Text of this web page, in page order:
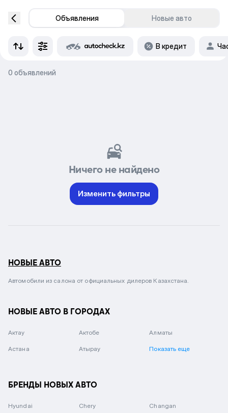
Объявления Новые авто
В кредит
0 объявлений
Ничего не найдено
Изменить фильтры
НОВЫЕ АВТО
Автомобили из салона от официальных дилеров Казахстана.
НОВЫЕ АВТО В ГОРОДАХ
Актау Актобе Алматы
Астана Атырау Показать еще
БРЕНДЫ НОВЫХ АВТО
Hyundai Chery Changan